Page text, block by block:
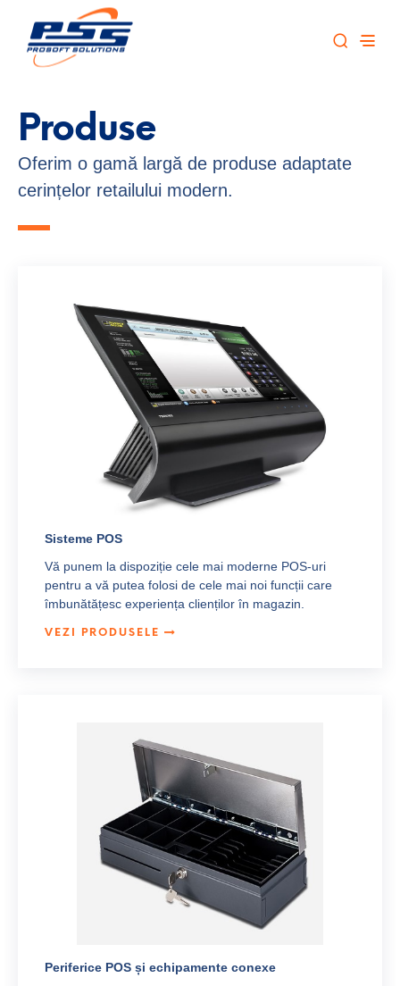
Produse
Oferim o gamă largă de produse adaptate
cerințelor retailului modern.
Sisteme POS
Vă punem la dispoziție cele mai moderne POS-uri
pentru a vă putea folosi de cele mai noi funcții care
îmbunătățesc experiența clienților în magazin.
VEZI PRODUSELE
Periferice POS și echipamente conexe